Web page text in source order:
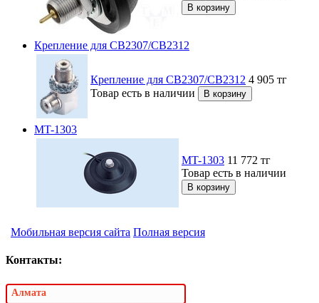
Крепление для СВ2307/СВ2312
Крепление для СВ2307/СВ2312 4 905 тг
Товар есть в наличии
MT-1303
MT-1303 11 772 тг
Товар есть в наличии
Мобильная версия сайта Полная версия
Контакты:
Алмата